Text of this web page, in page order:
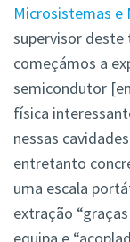
Microsistemas e
supervisor deste
começámos a
semicondutor
física
nessas
entretanto
uma escala
extração